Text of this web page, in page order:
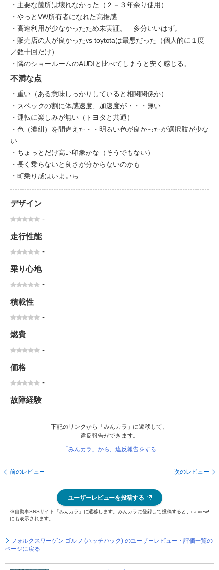
・主要な箇所は壊れなかった（２－３年余り使用）
・やっとVW所有者になれた高揚感
・高速利用が少なかったため未実証。 多分いいはず。
・販売店の人が良かったvs toytotaは最悪だった（個人的に１度
／数十回だけ）
・隣のショールームのAUDIと比べてしまうと安く感じる。
不満な点
・重い（ある意味しっかりしていると相関関係か）
・スペックの割に体感速度、加速度が・・・無い
・運転に楽しみが無い（トヨタと共通）
・色（濃紺）を間違えた・・明るい色が良かったが選択肢が少な
い
・ちょっとだけ高い印象かな（そうでもない）
・長く乗らないと良さが分からないのかも
・町乗り感はいまいち
デザイン
-
走行性能
-
乗り心地
-
積載性
-
燃費
-
価格
-
故障経験
下記のリンクから「みんカラ」に遷移して、
違反報告ができます。
「みんカラ」から、違反報告をする
前のレビュー 次のレビュー
ユーザーレビューを投稿する
※自動車SNSサイト「みんカラ」に遷移します。みんカラに登録して投稿すると、carview!
にも表示されます。
フォルクスワーゲン ゴルフ (ハッチバック) のユーザーレビュー・評価一覧の
ページに戻る